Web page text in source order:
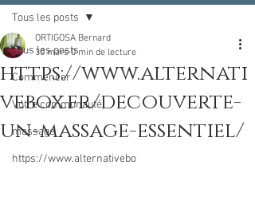
Tous les posts
Commencer
Votre communauté
massage
https://www.alternativebo
Tous les posts
https://www.alternati
vebox.fr/decouverte-
un-massage-essentiel/
ORTIGOSA Bernard
30 mars 0 min de lecture